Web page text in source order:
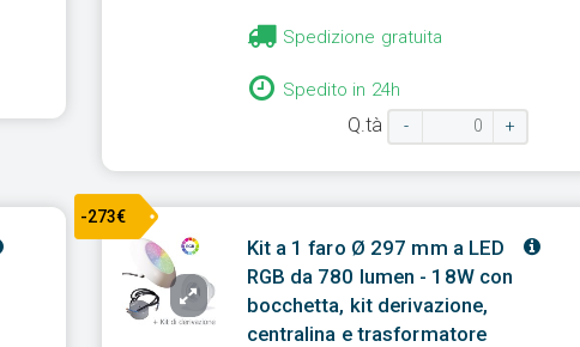
Spedizione gratuita
Spedito in 24h
Q.tà - +
-273€
Kit a 1 faro Ø 297 mm a LED
RGB da 780 lumen - 18W con
bocchetta, kit derivazione,
centralina e trasformatore